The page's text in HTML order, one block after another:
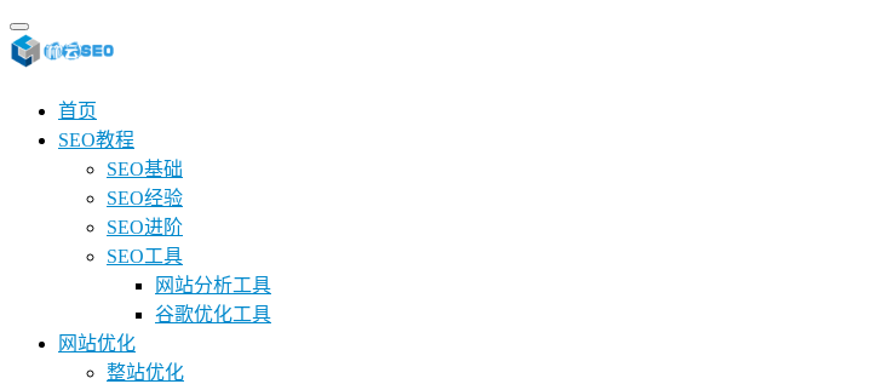
首页
SEO教程
SEO基础
SEO经验
SEO进阶
SEO工具
网站分析工具
谷歌优化工具
网站优化
整站优化